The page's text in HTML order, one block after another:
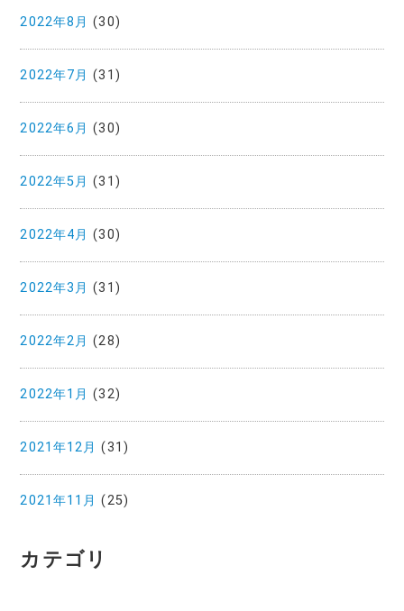
2022年8月 (30)
2022年7月 (31)
2022年6月 (30)
2022年5月 (31)
2022年4月 (30)
2022年3月 (31)
2022年2月 (28)
2022年1月 (32)
2021年12月 (31)
2021年11月 (25)
カテゴリ